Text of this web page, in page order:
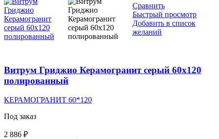
Сравнить
Быстрый просмотр
Добавить в список
желаний
Витрум Гриджио Керамогранит серый 60х120
полированный
КЕРАМОГРАНИТ 60*120
Под заказ
2 886 ₽